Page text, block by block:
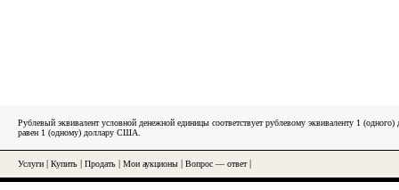
Рублевый эквивалент условной денежной единицы соответствует рублевому эквиваленту 1
равен 1 (одному) доллару США.
Услуги Купить Продать Мои аукционы Вопрос — ответ|